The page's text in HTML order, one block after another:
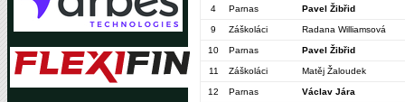
4 Parnas Pavel Žibřid
9 Záškoláci Radana Williamsová
10 Parnas Pavel Žibřid
11 Záškoláci Matěj Žaloudek
12 Parnas Václav Jára